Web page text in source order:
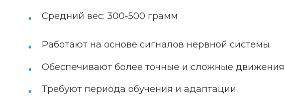
Средний вес: 300-500 грамм
Работают на основе сигналов нервной системы
Обеспечивают более точные и сложные движения
Требуют периода обучения и адаптации